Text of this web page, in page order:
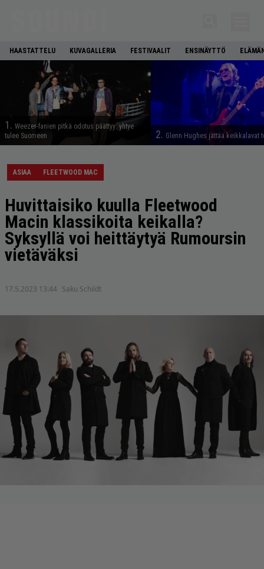
HAASTATTELU KUVAGALLERIA FESTIVAALIT ENSINÄYTTÖ
1. Weezer-fanien pitkä odotus päättyy: yhtye
tulee Suomeen
2. Glenn Hughes jättää keikkalavat
ASIAA FLEETWOOD MAC
Huvittaisiko kuulla Fleetwood
Macin klassikoita keikalla?
Syksyllä voi heittäytyä Rumoursin
vietäväksi
17.5.2023 13:44 Saku Schildt